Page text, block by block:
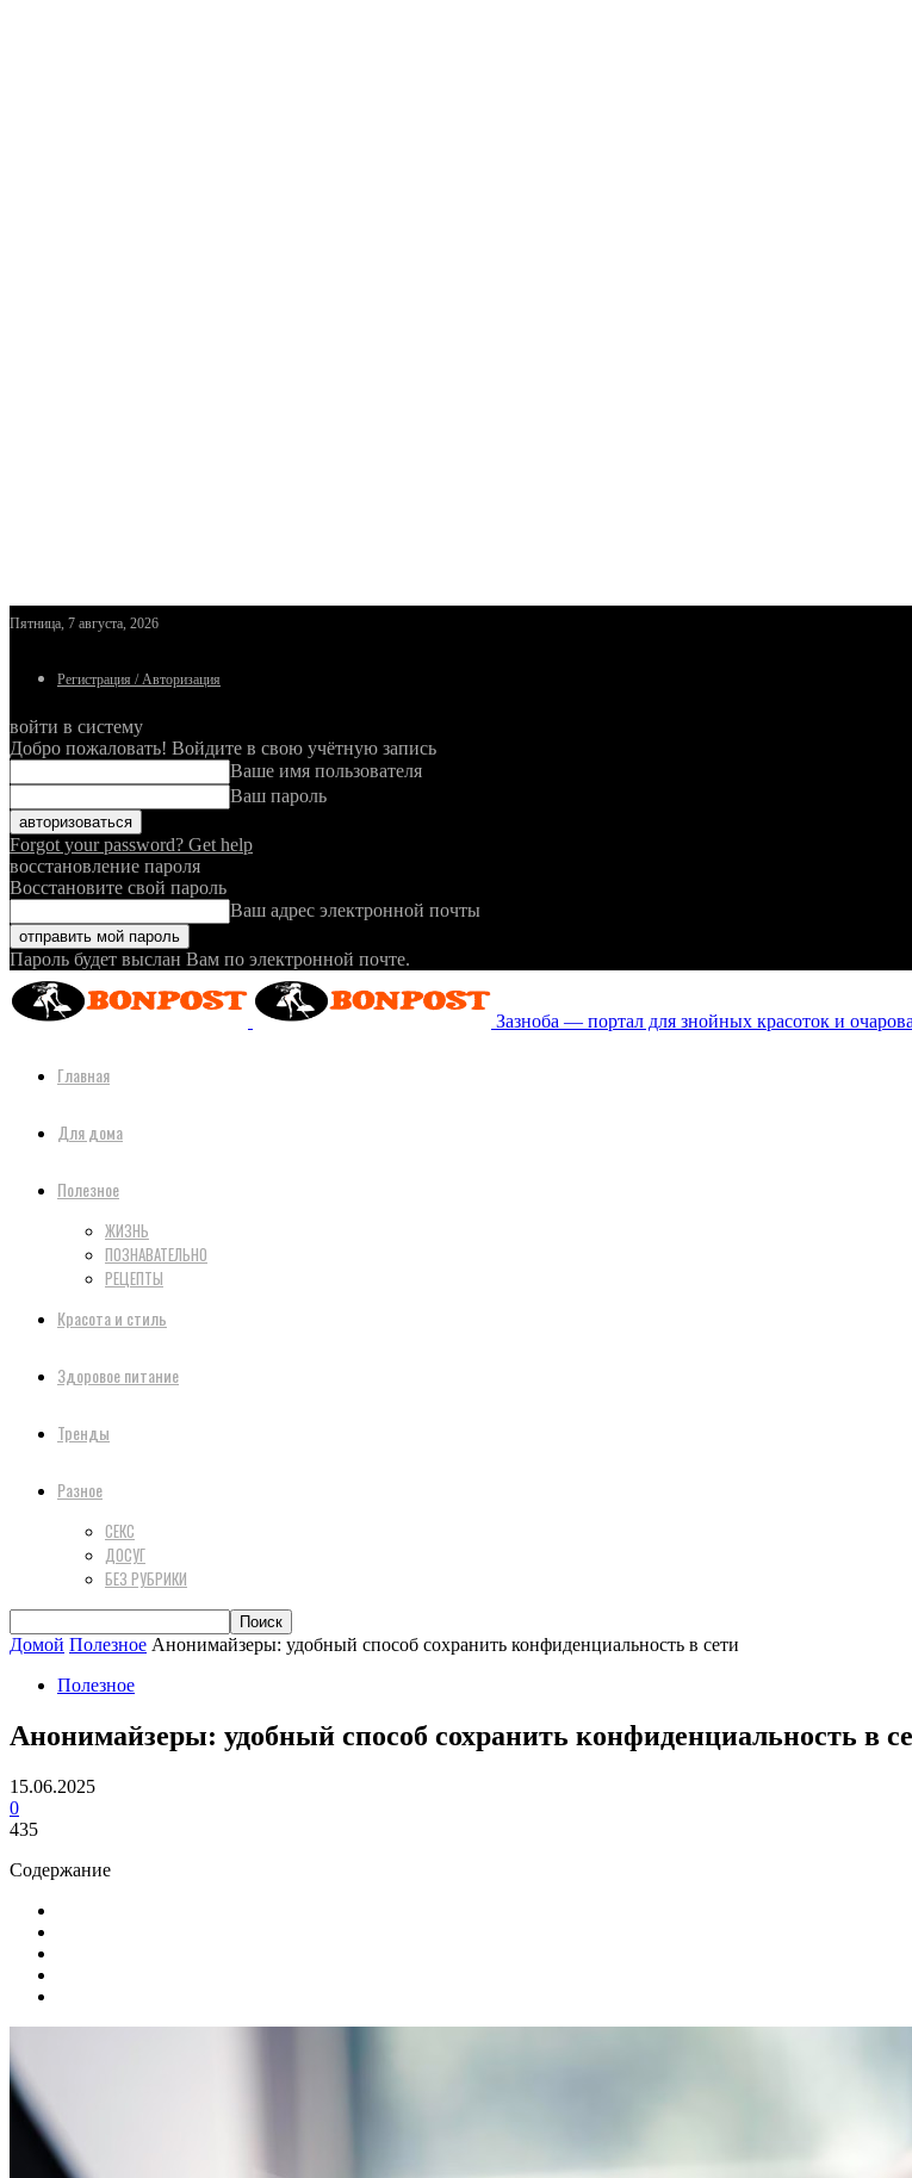
Пятница, 7 августа, 2026
Регистрация / Авторизация
войти в систему
Добро пожаловать! Войдите в свою учётную запись
Ваше имя пользователя
Ваш пароль
Forgot your password? Get help
восстановление пароля
Восстановите свой пароль
Ваш адрес электронной почты
Пароль будет выслан Вам по электронной почте.
Зазноба — портал для знойных красоток и
Главная
Для дома
Полезное
ЖИЗНЬ
ПОЗНАВАТЕЛЬНО
РЕЦЕПТЫ
Красота и стиль
Здоровое питание
Тренды
Разное
СЕКС
ДОСУГ
БЕЗ РУБРИКИ
Домой Полезное Анонимайзеры: удобный способ сохранить конфиденциальность в сети
Полезное
Анонимайзеры: удобный способ сохранить конфиденциальность в
15.06.2025
0
435
Содержание